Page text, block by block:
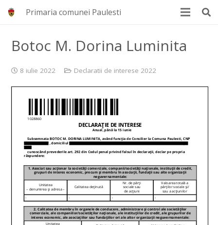
Primaria comunei Paulesti
Botoc M. Dorina Luminita
8 iulie 2022 Declaratii de interese 2022